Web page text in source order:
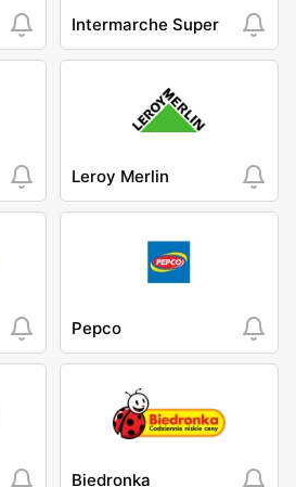
Intermarche Super
Leroy Merlin
Pepco
Biedronka